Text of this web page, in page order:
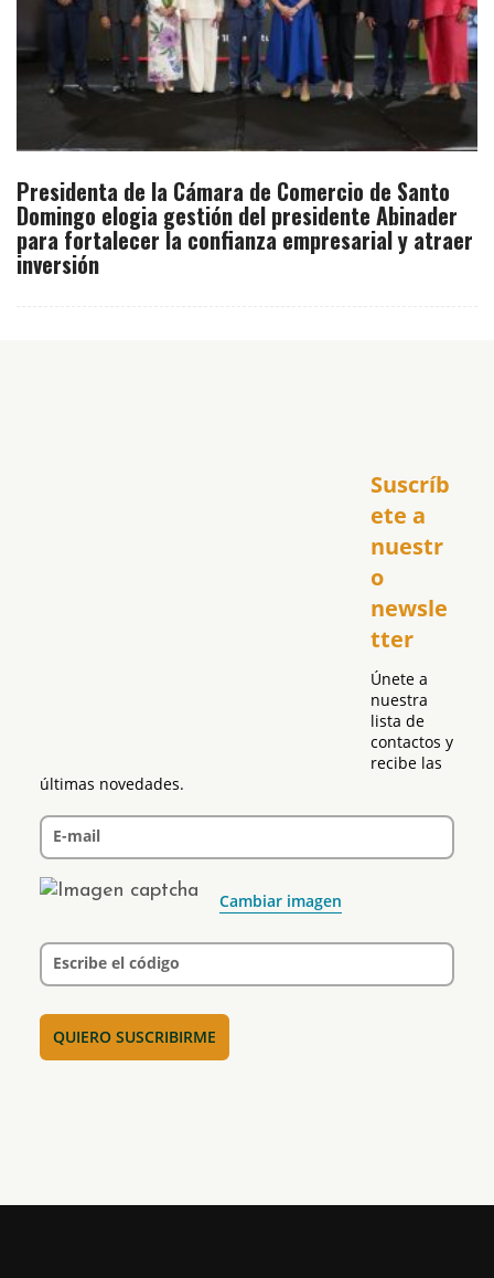
Presidenta de la Cámara de Comercio de Santo
Domingo elogia gestión del presidente Abinader
para fortalecer la confianza empresarial y atraer
inversión
Suscríb
ete a
nuestr
o
newsle
tter
Únete a
nuestra
lista de
contactos y
recibe las
últimas novedades.
E-mail
Cambiar imagen
Escribe el código